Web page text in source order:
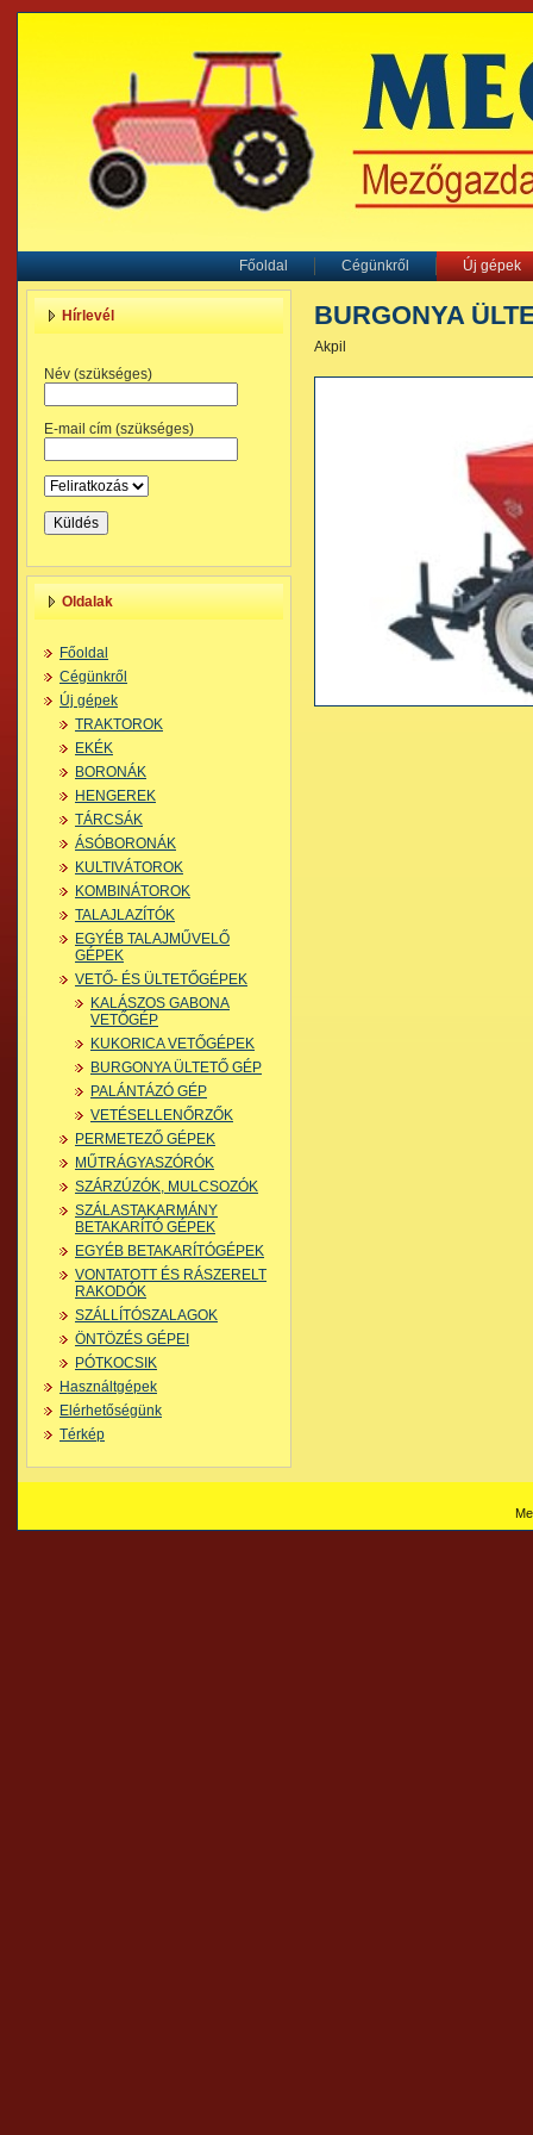
Főoldal Cégünkről Új gépek
Hírlevél
Név (szükséges)
E-mail cím (szükséges)
Oldalak
Főoldal
Cégünkről
Új gépek
TRAKTOROK
EKÉK
BORONÁK
HENGEREK
TÁRCSÁK
ÁSÓBORONÁK
KULTIVÁTOROK
KOMBINÁTOROK
TALAJLAZÍTÓK
EGYÉB TALAJMŰVELŐ
GÉPEK
VETŐ- ÉS ÜLTETŐGÉPEK
KALÁSZOS GABONA
VETŐGÉP
KUKORICA VETŐGÉPEK
BURGONYA ÜLTETŐ GÉP
PALÁNTÁZÓ GÉP
VETÉSELLENŐRZŐK
PERMETEZŐ GÉPEK
MŰTRÁGYASZÓRÓK
SZÁRZÚZÓK, MULCSOZÓK
SZÁLASTAKARMÁNY
BETAKARÍTÓ GÉPEK
EGYÉB BETAKARÍTÓGÉPEK
VONTATOTT ÉS RÁSZERELT
RAKODÓK
SZÁLLÍTÓSZALAGOK
ÖNTÖZÉS GÉPEI
PÓTKOCSIK
Használtgépek
Elérhetőségünk
Térkép
BURGONYA
Akpil